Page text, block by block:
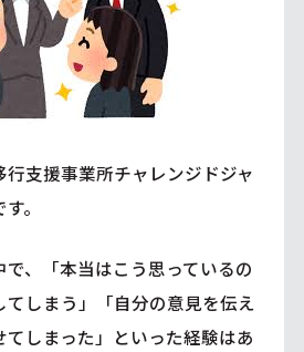
行支援事業所チャレンジドジャ
。
、「本当はこう思っているの
しまう」「自分の意見を伝え
しまった」といった経験はあ